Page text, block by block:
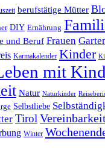
berufstätige Mütter
DIY Ernährung
und Beruf Frauen
Karmakalender Kinder
mit
Natur Naturkinder
Selbstliebe
Tirol
Winter